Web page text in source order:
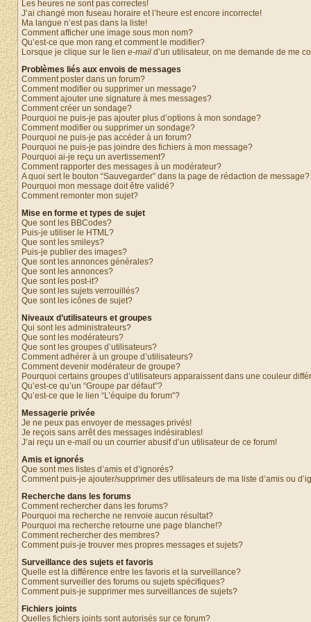
Les heures ne sont pas correctes!
J’ai changé mon fuseau horaire et l’heure est encore incorrecte!
Ma langue n’est pas dans la liste!
Comment afficher une image sous mon nom?
Qu’est-ce que mon rang et comment le modifier?
Lorsque je clique sur le lien e-mail d’un utilisateur, on me demande de me
Problèmes liés aux envois de messages
Comment poster dans un forum?
Comment modifier ou supprimer un message?
Comment ajouter une signature à mes messages?
Comment créer un sondage?
Pourquoi ne puis-je pas ajouter plus d’options à mon sondage?
Comment modifier ou supprimer un sondage?
Pourquoi ne puis-je pas accéder à un forum?
Pourquoi ne puis-je pas joindre des fichiers à mon message?
Pourquoi ai-je reçu un avertissement?
Comment rapporter des messages à un modérateur?
A quoi sert le bouton “Sauvegarder” dans la page de rédaction de message?
Pourquoi mon message doit être validé?
Comment remonter mon sujet?
Mise en forme et types de sujet
Que sont les BBCodes?
Puis-je utiliser le HTML?
Que sont les smileys?
Puis-je publier des images?
Que sont les annonces générales?
Que sont les annonces?
Que sont les post-it?
Que sont les sujets verrouillés?
Que sont les icônes de sujet?
Niveaux d’utilisateurs et groupes
Qui sont les administrateurs?
Que sont les modérateurs?
Que sont les groupes d’utilisateurs?
Comment adhérer à un groupe d’utilisateurs?
Comment devenir modérateur de groupe?
Pourquoi certains groupes d’utilisateurs apparaissent dans une couleur
Qu’est-ce qu’un “Groupe par défaut”?
Qu’est-ce que le lien “L’équipe du forum”?
Messagerie privée
Je ne peux pas envoyer de messages privés!
Je reçois sans arrêt des messages indésirables!
J’ai reçu un e-mail ou un courrier abusif d’un utilisateur de ce forum!
Amis et ignorés
Que sont mes listes d’amis et d’ignorés?
Comment puis-je ajouter/supprimer des utilisateurs de ma liste d’amis ou
Recherche dans les forums
Comment rechercher dans les forums?
Pourquoi ma recherche ne renvoie aucun résultat?
Pourquoi ma recherche retourne une page blanche!?
Comment rechercher des membres?
Comment puis-je trouver mes propres messages et sujets?
Surveillance des sujets et favoris
Quelle est la différence entre les favoris et la surveillance?
Comment surveiller des forums ou sujets spécifiques?
Comment puis-je supprimer mes surveillances de sujets?
Fichiers joints
Quelles fichiers joints sont autorisés sur ce forum?